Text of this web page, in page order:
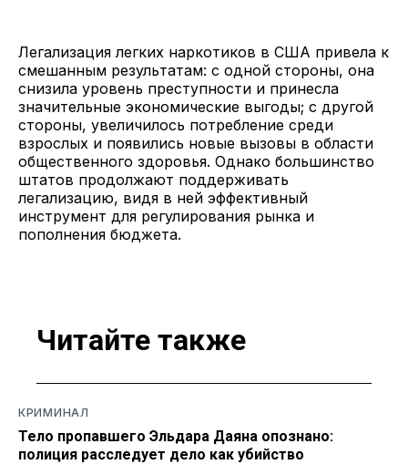
Легализация легких наркотиков в США привела к
смешанным результатам: с одной стороны, она
снизила уровень преступности и принесла
значительные экономические выгоды; с другой
стороны, увеличилось потребление среди
взрослых и появились новые вызовы в области
общественного здоровья. Однако большинство
штатов продолжают поддерживать
легализацию, видя в ней эффективный
инструмент для регулирования рынка и
пополнения бюджета.
Читайте также
КРИМИНАЛ
Тело пропавшего Эльдара Даяна опознано:
полиция расследует дело как убийство